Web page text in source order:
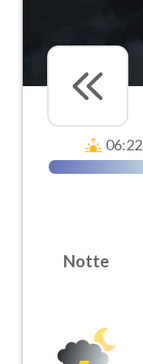
06:22
Notte